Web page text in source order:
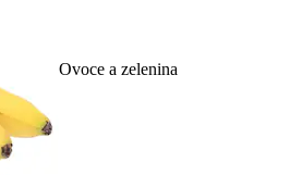
Ovoce a zelenina